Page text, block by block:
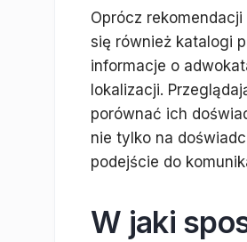
Oprócz
się również katalogi
informacje o
lokalizacji.
porównać ich
nie tylko na
podejście do
W jaki